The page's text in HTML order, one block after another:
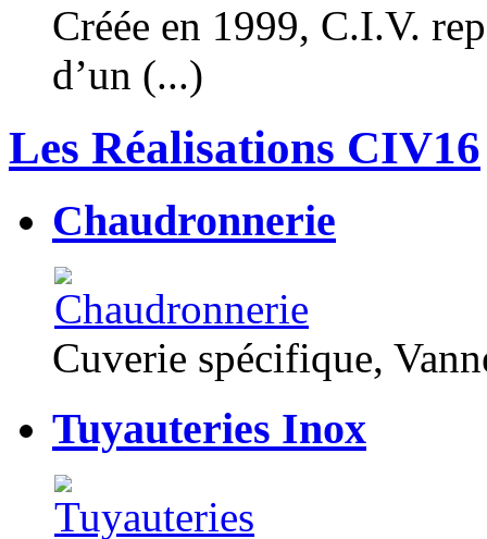
Créée en 1999, C.I.V.
d’un (...)
Les Réalisations CIV16
Chaudronnerie
Cuverie spécifique,
Tuyauteries Inox